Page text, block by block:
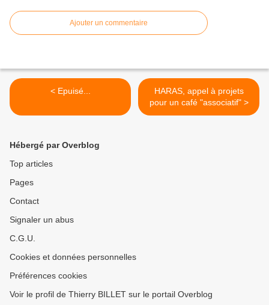
Ajouter un commentaire
< Epuisé...
HARAS, appel à projets
pour un café "associatif" >
Hébergé par Overblog
Top articles
Pages
Contact
Signaler un abus
C.G.U.
Cookies et données personnelles
Préférences cookies
Voir le profil de Thierry BILLET sur le portail Overblog